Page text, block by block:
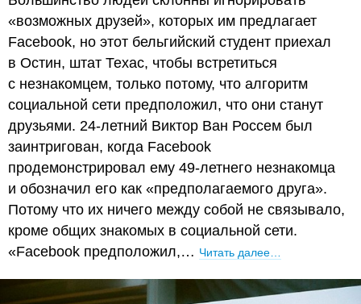
«возможных друзей», которых им предлагает
Facebook, но этот бельгийский студент приехал
в Остин, штат Техас, чтобы встретиться
с незнакомцем, только потому, что алгоритм
социальной сети предположил, что они станут
друзьями. 24-летний Виктор Ван Россем был
заинтригован, когда Facebook
продемонстрировал ему 49-летнего незнакомца
и обозначил его как «предполагаемого друга».
Потому что их ничего между собой не связывало,
кроме общих знакомых в социальной сети.
«Facebook предположил,… Читать далее…